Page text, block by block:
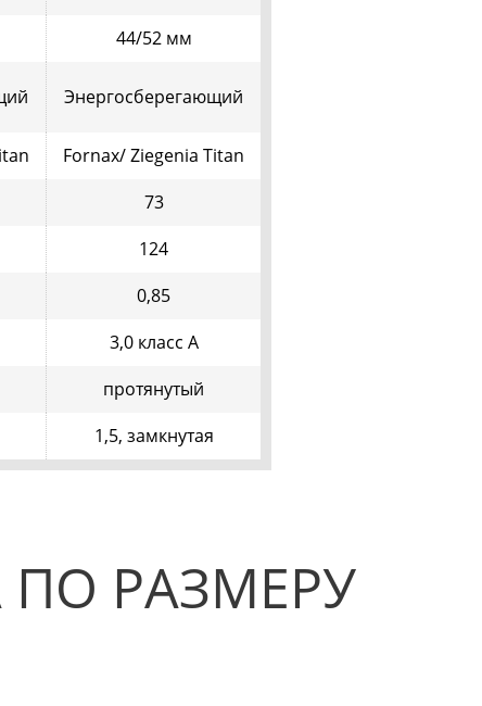
44/52 мм
Энергосберегающий
Fornax/ Ziegenia Titan
73
124
0,85
3,0 класс А
протянутый
1,5, замкнутая
РАЗМЕРУ